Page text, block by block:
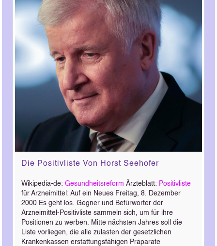
Die Positivliste Von Horst Seehofer
Wikipedia-de:Gesundheitsreform Ärzteblatt: Positivliste
für Arzneimittel: Auf ein Neues Freitag, 8. Dezember
2000 Es geht los. Gegner und Befürworter der
Arzneimittel-Positivliste sammeln sich, um für ihre
Positionen zu werben. Mitte nächsten Jahres soll die
Liste vorliegen, die alle zulasten der gesetzlichen
Krankenkassen erstattungsfähigen Präparate